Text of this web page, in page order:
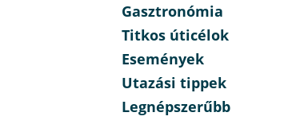
Gasztronómia
Titkos úticélok
Események
Utazási tippek
Legnépszerűbb